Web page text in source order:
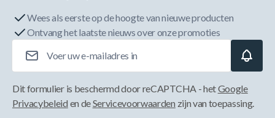
Wees als eerste op de hoogte van nieuwe producten
Ontvang het laatste nieuws over onze promoties
Dit formulier is beschermd door reCAPTCHA - hetGoogle
Privacybeleid en deServicevoorwaarden zijn van toepassing.